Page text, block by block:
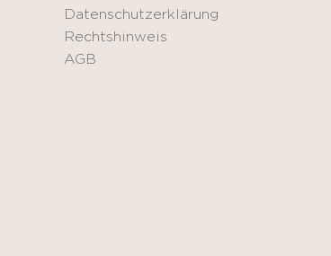
Datenschutzerklärung
Rechtshinweis
AGB